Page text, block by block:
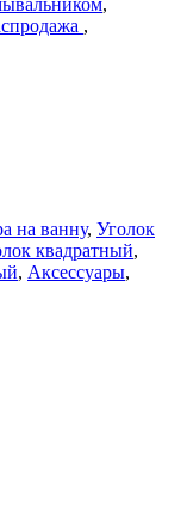
,
на ванну, Уголок
квадратный,
, Аксессуары,